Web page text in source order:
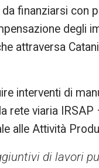
da finanziarsi con
degli
attraversa
interventi di
rete viaria
alle Attività
di lavori